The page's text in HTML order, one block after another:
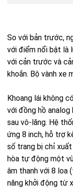
So với bản trước,
với điểm nổi bật là
với cản trước và
khoắn. Bộ vành xe
Khoang lái không
với đồng hồ analog
sau vô-lăng. Hệ
ứng 8 inch, hỗ trợ
số trang bị chỉ
hòa tự động một
âm thanh với 8 loa
năng khởi động từ